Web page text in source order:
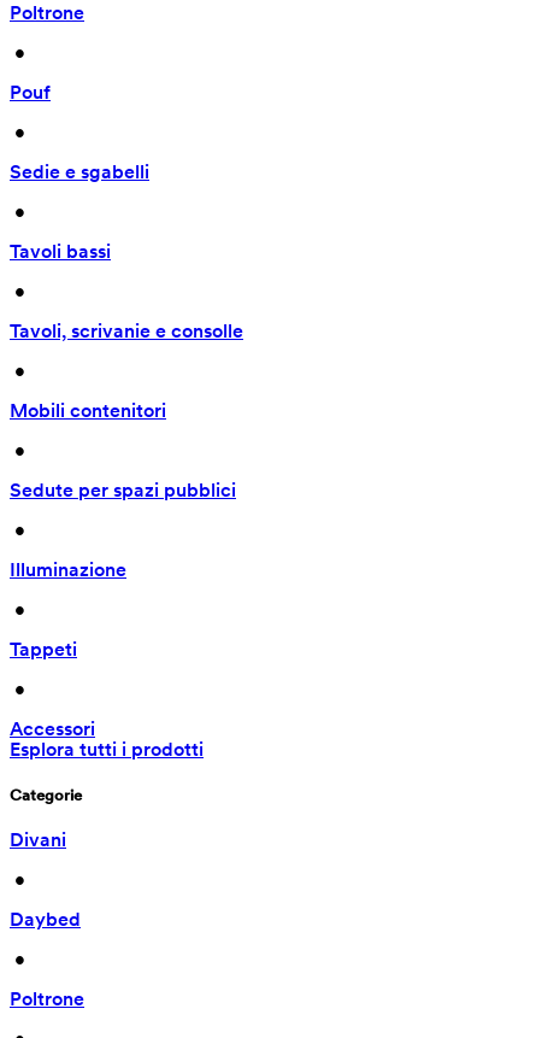
Poltrone
•
Pouf
•
Sedie e sgabelli
•
Tavoli bassi
•
Tavoli, scrivanie e consolle
•
Mobili contenitori
•
Sedute per spazi pubblici
•
Illuminazione
•
Tappeti
•
Accessori
Esplora tutti i prodotti
Categorie
Divani
•
Daybed
•
Poltrone